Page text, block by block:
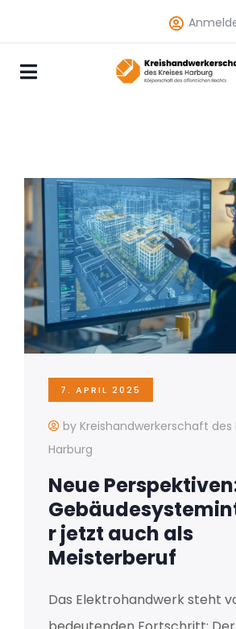
7. APRIL 2025
by Kreishandwerkerschaft des
Harburg
Neue
r jetzt auch als
Meisterberuf
Das Elektrohandwerk steht